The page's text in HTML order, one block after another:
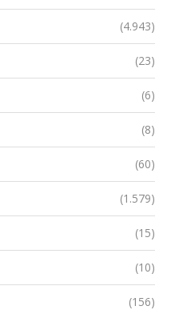
(4.943)
(23)
(6)
(8)
(60)
(1.579)
(15)
(10)
(156)